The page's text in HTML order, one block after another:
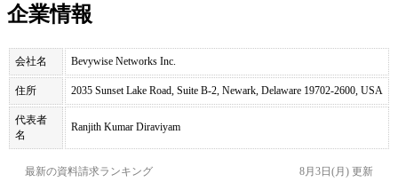
企業情報
会社名 Bevywise Networks Inc.
住所 2035 Sunset Lake Road, Suite B-2, Newark, Delaware 19702-2600, USA
代表者
名
Ranjith Kumar Diraviyam
最新の資料請求ランキング 8月3日(月) 更新